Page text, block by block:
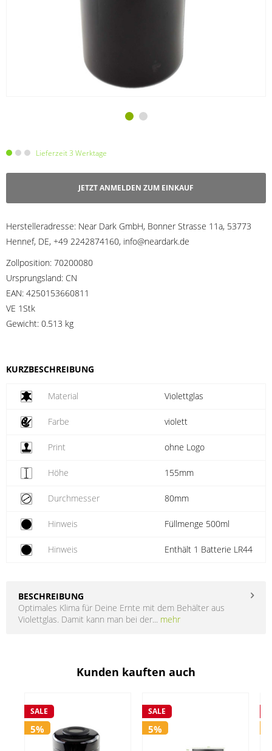
Lieferzeit 3 Werktage
JETZT ANMELDEN ZUM EINKAUF
Herstelleradresse: Near Dark GmbH, Bonner Strasse 11a, 53773
Hennef, DE, +49 2242874160, info@neardark.de
Zollposition: 70200080
Ursprungsland: CN
EAN: 4250153660811
VE 1Stk
Gewicht: 0.513 kg
KURZBESCHREIBUNG
Material Violettglas
Farbe violett
Print ohne Logo
Höhe 155mm
Durchmesser 80mm
Hinweis Füllmenge 500ml
Hinweis Enthält 1 Batterie LR44
BESCHREIBUNG
Optimales Klima für Deine Ernte mit dem Behälter aus
Violettglas. Damit kann man bei der... mehr
Kunden kauften auch
SALE
5%
SALE
5%